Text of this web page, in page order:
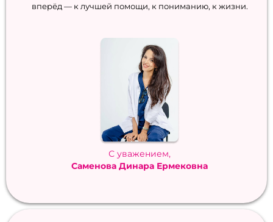
вперёд — к лучшей помощи, к пониманию, к жизни.
С уважением,
Саменова Динара Ермековна